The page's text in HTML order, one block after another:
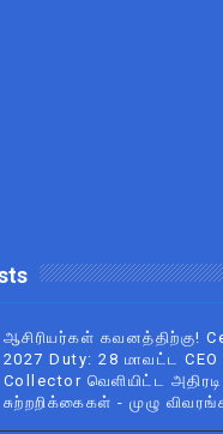
ஆசிரியர்கள் கவனத்திற்கு!
2027 Duty: 28 மாவட்ட CEO
Collector வெளியிட்ட அதிரடி
சுற்றறிக்கைகள் - முழு